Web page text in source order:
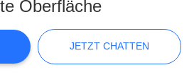
Oberfläche
JETZT CHATTEN